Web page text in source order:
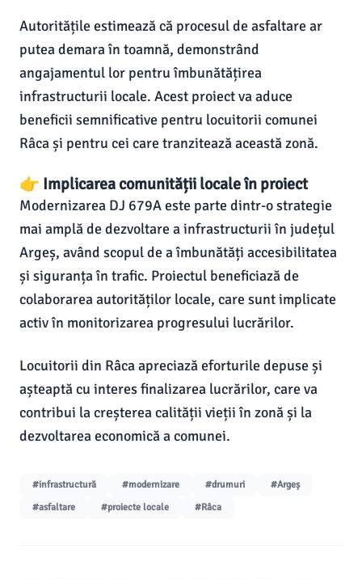
Autoritățile estimează că procesul de asfaltare ar
putea demara în toamnă, demonstrând
angajamentul lor pentru îmbunătățirea
infrastructurii locale. Acest proiect va aduce
beneficii semnificative pentru locuitorii comunei
Râca și pentru cei care tranzitează această zonă.
👉 Implicarea comunității locale în proiect
Modernizarea DJ 679A este parte dintr-o strategie
mai amplă de dezvoltare a infrastructurii în județul
Argeș, având scopul de a îmbunătăți accesibilitatea
și siguranța în trafic. Proiectul beneficiază de
colaborarea autorităților locale, care sunt implicate
activ în monitorizarea progresului lucrărilor.
Locuitorii din Râca apreciază eforturile depuse și
așteaptă cu interes finalizarea lucrărilor, care va
contribui la creșterea calității vieții în zonă și la
dezvoltarea economică a comunei.
#infrastructură #modernizare #drumuri
#Argeș
#asfaltare
#proiecte locale #Râca